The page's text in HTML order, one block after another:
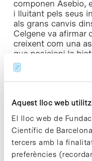
Aquest lloc web
El lloc web de
Científic de
tercers amb la
preferències
componen Asebio,
i lluitant pels seus
als grans canvis
Celgene va afirmar
creixent com una
que posicioni la
al
potenciï la
associades en
•Notícia